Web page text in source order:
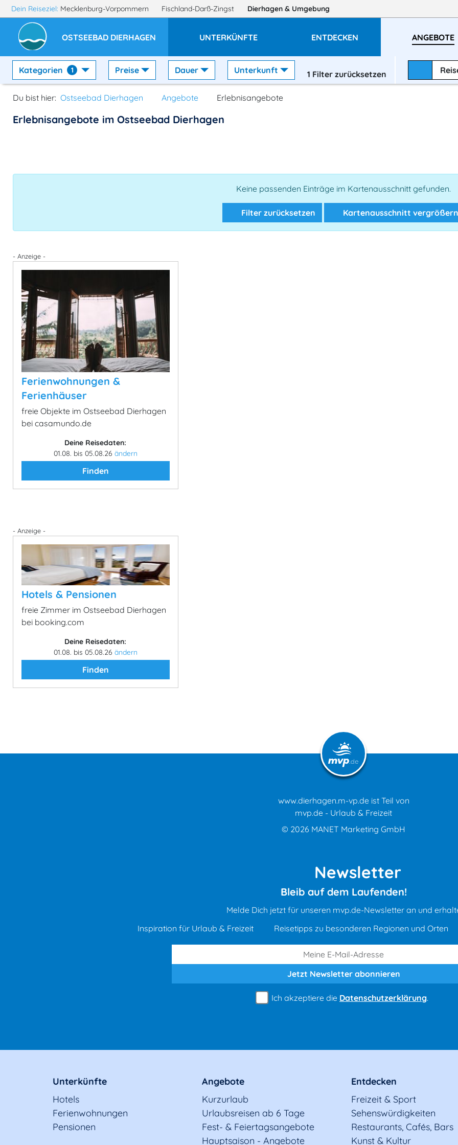
Dein Reiseziel: Mecklenburg-Vorpommern Fischland-Darß-Zingst Dierhagen & Umgebung
OSTSEEBAD DIERHAGEN UNTERKÜNFTE ENTDECKEN ANGEBOTE
Kategorien 1 Preise Dauer Unterkunft 1 Filter zurücksetzen
Du bist hier: Ostseebad Dierhagen Angebote Erlebnisangebote
Erlebnisangebote im Ostseebad Dierhagen
Keine passenden Einträge im Kartenausschnitt gefunden.
Filter zurücksetzen Kartenausschnitt vergrößern
- Anzeige -
Ferienwohnungen &
Ferienhäuser
freie Objekte im Ostseebad Dierhagen
bei casamundo.de
Deine Reisedaten:
01.08. bis 05.08.26 ändern
Finden
- Anzeige -
Hotels & Pensionen
freie Zimmer im Ostseebad Dierhagen
bei booking.com
Deine Reisedaten:
01.08. bis 05.08.26 ändern
Finden
www.dierhagen.m-vp.de ist Teil von
mvp.de - Urlaub & Freizeit
© 2026 MANET Marketing GmbH
Newsletter
Bleib auf dem Laufenden!
Melde Dich jetzt für unseren mvp.de-Newsletter an und
Inspiration für Urlaub & Freizeit
Reisetipps zu besonderen Regionen und Orten
Jetzt Newsletterabonnieren
Ich akzeptiere die Datenschutzerklärung.
Unterkünfte
Hotels
Ferienwohnungen
Pensionen
Angebote
Kurzurlaub
Urlaubsreisen ab 6 Tage
Fest- & Feiertagsangebote
Hauptsaison - Angebote
Entdecken
Freizeit & Sport
Sehenswürdigkeiten
Restaurants, Cafés, Bars
Kunst & Kultur